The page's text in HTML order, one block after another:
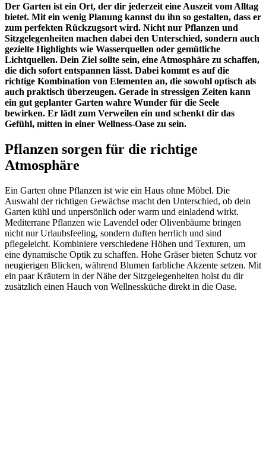
Der Garten ist ein Ort, der dir jederzeit eine Auszeit vom Alltag
bietet. Mit ein wenig Planung kannst du ihn so gestalten, dass er
zum perfekten Rückzugsort wird. Nicht nur Pflanzen und
Sitzgelegenheiten machen dabei den Unterschied, sondern auch
gezielte Highlights wie Wasserquellen oder gemütliche
Lichtquellen. Dein Ziel sollte sein, eine Atmosphäre zu schaffen,
die dich sofort entspannen lässt. Dabei kommt es auf die
richtige Kombination von Elementen an, die sowohl optisch als
auch praktisch überzeugen. Gerade in stressigen Zeiten kann
ein gut geplanter Garten wahre Wunder für die Seele
bewirken. Er lädt zum Verweilen ein und schenkt dir das
Gefühl, mitten in einer Wellness-Oase zu sein.
Pflanzen sorgen für die richtige
Atmosphäre
Ein Garten ohne Pflanzen ist wie ein Haus ohne Möbel. Die
Auswahl der richtigen Gewächse macht den Unterschied, ob dein
Garten kühl und unpersönlich oder warm und einladend wirkt.
Mediterrane Pflanzen wie Lavendel oder Olivenbäume bringen
nicht nur Urlaubsfeeling, sondern duften herrlich und sind
pflegeleicht. Kombiniere verschiedene Höhen und Texturen, um
eine dynamische Optik zu schaffen. Hohe Gräser bieten Schutz vor
neugierigen Blicken, während Blumen farbliche Akzente setzen. Mit
ein paar Kräutern in der Nähe der Sitzgelegenheiten holst du dir
zusätzlich einen Hauch von Wellnessküche direkt in die Oase.